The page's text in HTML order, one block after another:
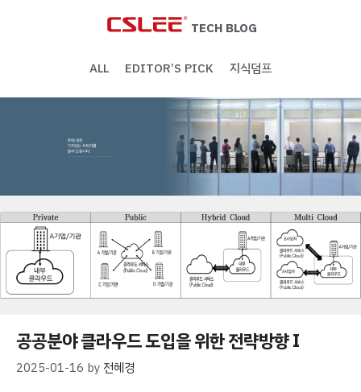
TECH BLOG
ALL EDITOR’S PICK 지식덤프
공공분야 클라우드 도입을 위한 전략방향 I
2025-01-16 by 전혜경